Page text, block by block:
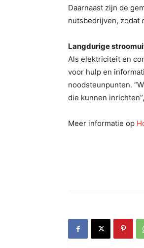
Daarnaast zijn de
nutsbedrijven, zodat
Langdurige
Als elektriciteit en
voor hulp en
noodsteunpunten.
die kunnen
Meer informatie op